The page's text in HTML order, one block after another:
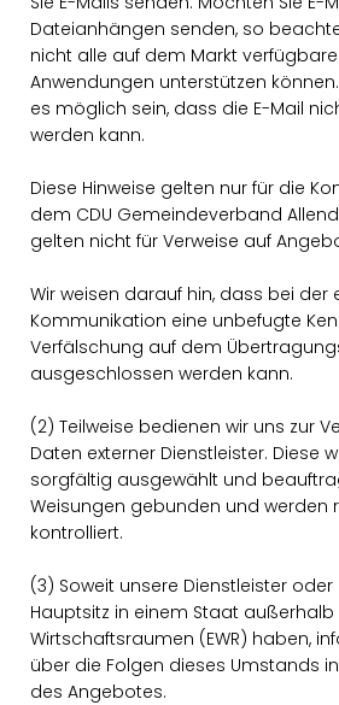
Dateianhängen senden, so
nicht alle auf dem Markt
Anwendungen unterstützen
es möglich sein, dass die E-Mail
werden kann.
Diese Hinweise gelten nur für die
dem CDU Gemeindeverband
gelten nicht für Verweise auf
Wir weisen darauf hin, dass bei der
Kommunikation eine unbefugte
Verfälschung auf dem
ausgeschlossen werden kann.
(2) Teilweise bedienen wir uns zur
Daten externer Dienstleister. Diese
sorgfältig ausgewählt und
Weisungen gebunden und werden
kontrolliert.
(3) Soweit unsere Dienstleister oder
Hauptsitz in einem Staat
Wirtschaftsraumen (EWR) haben,
über die Folgen dieses Umstands
des Angebotes.